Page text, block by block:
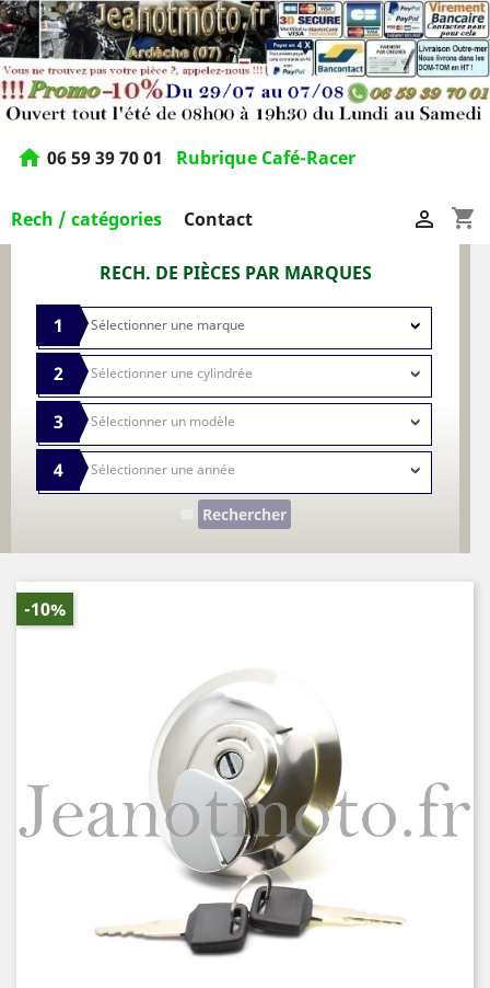
home 06 59 39 70 01 Rubrique Café-Racer
Rech / catégories Contact shopping_cart

RECH. DE PIÈCES PAR MARQUES
1
2
3
4
Rechercher
-10%